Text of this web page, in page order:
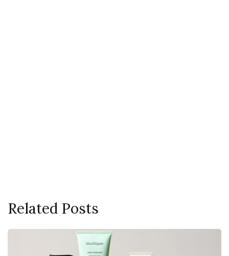
Related Posts